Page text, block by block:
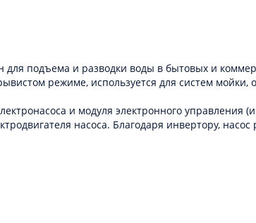
для подъема и разводки воды в бытовых и
режиме, используется для систем
и модуля электронного
насоса. Благодаря инвертору,